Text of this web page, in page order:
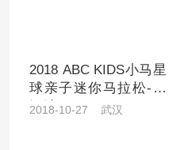
2018 ABC KIDS小马星
球亲子迷你马拉松-武
汉站
2018-10-27 武汉